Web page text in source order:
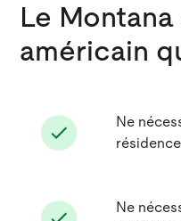
Le
américain
Ne
Ne